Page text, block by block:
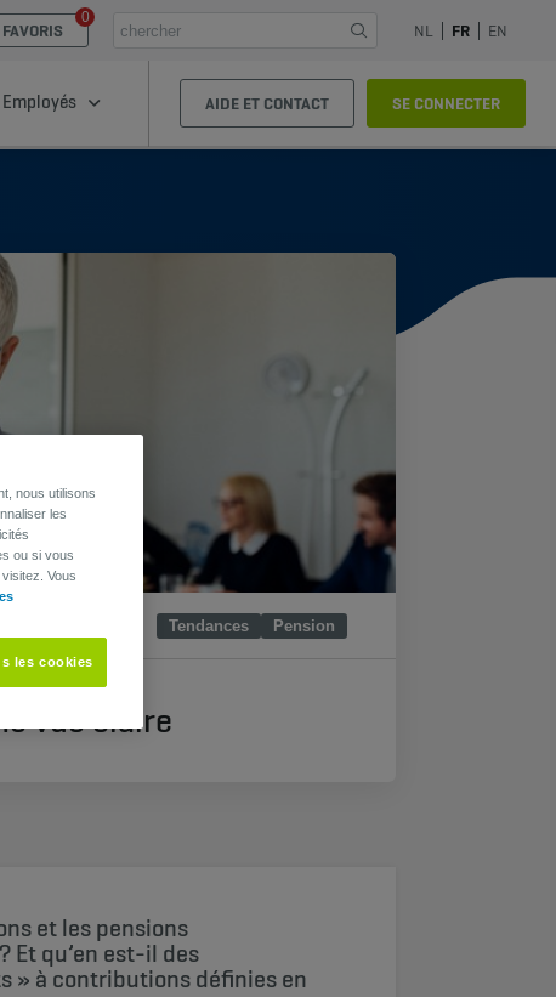
0
NL FR EN
Employés AIDE ET CONTACT SE CONNECTER
Tendances Pension
vue claire
et les pensions
qu’en est-il des
» à contributions définies en
nous utilisons
les
ou si vous
Vous
les cookies